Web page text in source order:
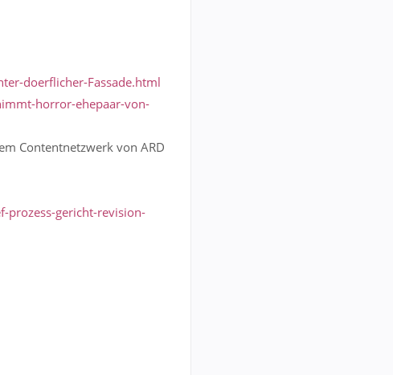
doerflicher-Fassade.html
horror-ehepaar-von-
Contentnetzwerk von ARD
prozess-gericht-revision-